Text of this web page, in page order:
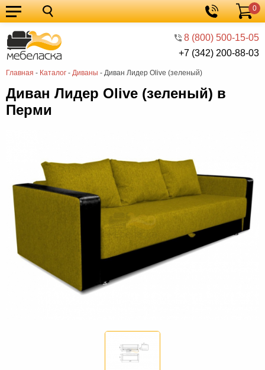
8 (800) 500-15-05
+7 (342) 200-88-03
Корзина
0
Главная - Каталог - Диваны - Диван Лидер Olive (зеленый)
Кухонные
гарнитуры
Мебель
для
кухни
Мебель
для
спальни
Кровати
Шкафы
Диваны
мебель
Мебель
гостиную
Мебель
для
прихожей
Столы
Комоды
Офисная
Диван Лидер Olive (зеленый) в
Перми